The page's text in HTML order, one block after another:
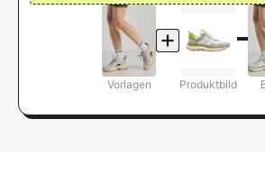
Vorlagen Produktbild